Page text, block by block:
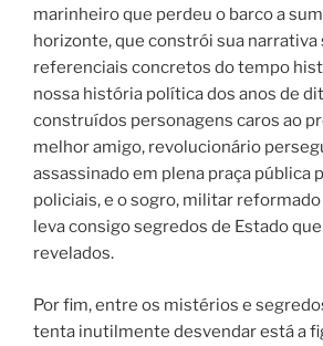
marinheiro que perdeu o barco a
horizonte, que constrói sua narrativa
referenciais concretos do tempo
nossa história política dos anos de
construídos personagens caros ao
melhor amigo, revolucionário
assassinado em plena praça pública
policiais, e o sogro, militar
leva consigo segredos de Estado
revelados.
Por fim, entre os mistérios e
tenta inutilmente desvendar está a